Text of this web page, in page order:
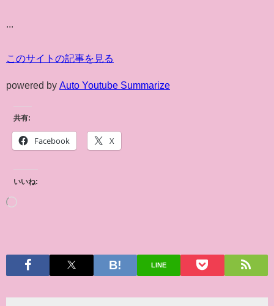
このサイトの記事を見る
powered by Auto Youtube Summarize
共有:
Facebook X
いいね:
LINE